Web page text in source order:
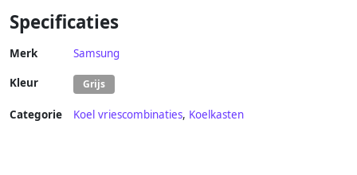
Specificaties
Merk Samsung
Kleur Grijs
Categorie Koel vriescombinaties, Koelkasten